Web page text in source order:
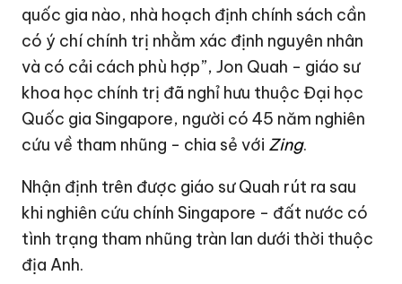
quốc gia nào, nhà hoạch định chính sách cần
có ý chí chính trị nhằm xác định nguyên nhân
và có cải cách phù hợp”, Jon Quah - giáo sư
khoa học chính trị đã nghỉ hưu thuộc Đại học
Quốc giaSingapore, người có 45 năm nghiên
cứu về tham nhũng - chia sẻ với Zing.
Nhận định trên được giáo sư Quah rút ra sau
khi nghiên cứu chính Singapore - đất nước có
tình trạng tham nhũng tràn lan dưới thời thuộc
địa Anh.